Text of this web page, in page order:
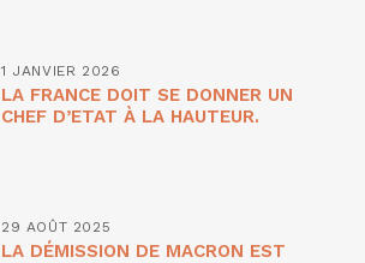
1 JANVIER 2026
LA FRANCE DOIT SE DONNER UN
CHEF D’ETAT À LA HAUTEUR.
29 AOÛT 2025
LA DÉMISSION DE MACRON EST